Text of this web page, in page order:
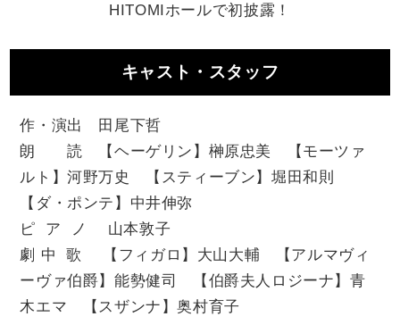
HITOMIホールで初披露！
キャスト・スタッフ
作・演出 田尾下哲
朗 読 【ヘーゲリン】榊󠄀原忠美 【モーツァ
ルト】河野万史 【スティーブン】堀田和則
【ダ・ポンテ】中井伸弥
ピ ア ノ 山本敦子
劇 中 歌 【フィガロ】大山大輔 【アルマヴィ
ーヴァ伯爵】能勢健司 【伯爵夫人ロジーナ】青
木エマ 【スザンナ】奥村育子